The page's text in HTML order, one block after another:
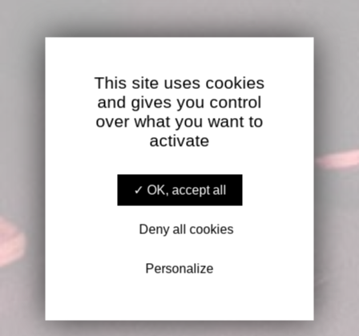
This site uses cookies
and gives you control
over what you want to
activate
OK, accept all
Deny all cookies
Personalize